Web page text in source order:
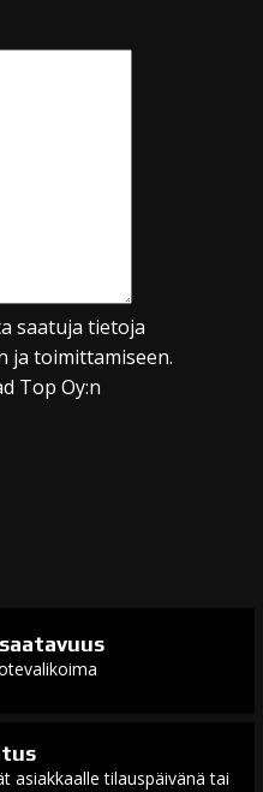
saatuja tietoja
ja toimittamiseen.
Top Oy:n
asiakkaalle tilauspäivänä tai